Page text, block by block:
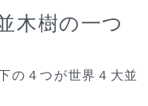
木樹の一つ
の４つが世界４大並